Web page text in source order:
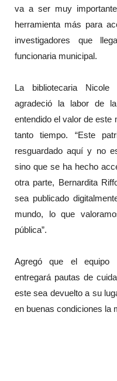
va a ser muy
herramienta más para
investigadores que
funcionaria municipal.
La bibliotecaria Nicole
agradeció la labor de
entendido el valor de este
tanto tiempo. “Este
resguardado aquí y no
sino que se ha hecho
otra parte, Bernardita
sea publicado
mundo, lo que
pública”.
Agregó que el equipo
entregará pautas de
este sea devuelto a su
en buenas condiciones la